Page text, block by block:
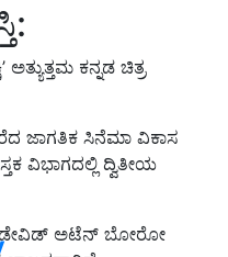
ಕನ್ನಡ ಚಿತ್ರ
ಜಾಗತಿಕ ಸಿನೆಮಾ ವಿಕಾಸ
ವಿಭಾಗದಲ್ಲಿ ದ್ವಿತೀಯ
ಡೇವಿಡ್ ಅಟೆನ್ ಬೋರೋ